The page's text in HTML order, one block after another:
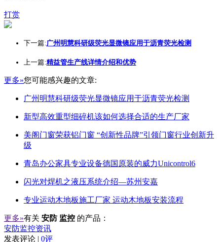
打赏
下一篇:广州明慧科研级荧光显微镜应用于沥青荧光检测
上一篇:精益管生产线详情介绍和优势
更多»您可能感兴趣的文章:
广州明慧科研级荧光显微镜应用于沥青荧光检测
新型高效重型细碎机该如何选择合适的生产厂家
美阁门窗荣获铝门窗 “创新性品牌”引领门窗行业创新升
级
青岛办公家具专业设备德国原装的威力Unicontrol6
闪光对焊机之液压系统介绍—苏州安嘉
专业运动木地板施工厂家 运动木地板安装流程
更多»有关 安防 监控 的产品：
安防监控资讯
发表评论 | 0评